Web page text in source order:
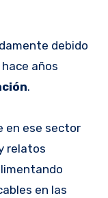
debido
años
.
en ese sector
relatos
en las